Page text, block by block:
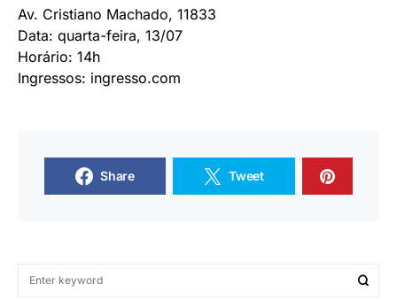
Av. Cristiano Machado, 11833
Data: quarta-feira, 13/07
Horário: 14h
Ingressos: ingresso.com
Share Tweet